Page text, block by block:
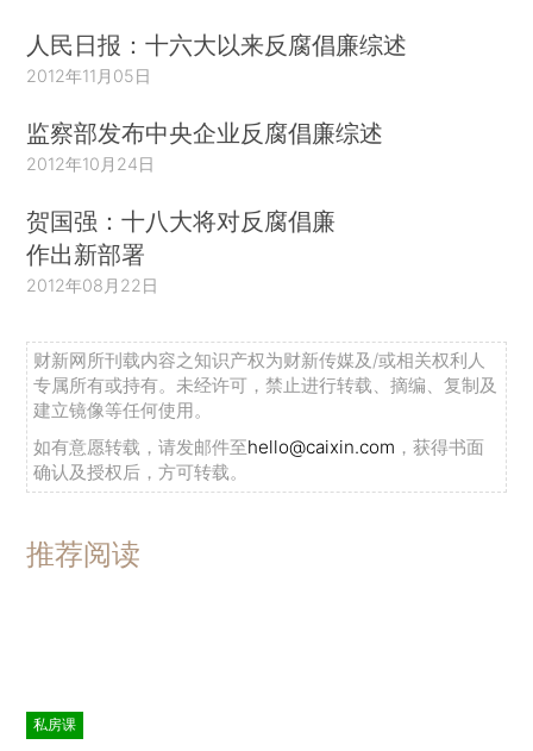
人民日报：十六大以来反腐倡廉综述
2012年11月05日
监察部发布中央企业反腐倡廉综述
2012年10月24日
贺国强：十八大将对反腐倡廉
作出新部署
2012年08月22日
财新网所刊载内容之知识产权为财新传媒及/或相关权利人
专属所有或持有。未经许可，禁止进行转载、摘编、复制及
建立镜像等任何使用。
如有意愿转载，请发邮件至hello@caixin.com ，获得书面
确认及授权后，方可转载。
推荐阅读
私房课